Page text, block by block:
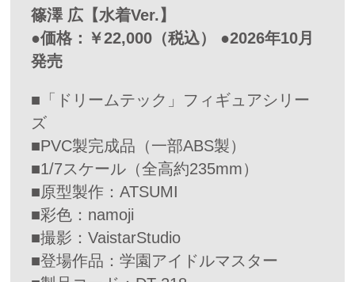
篠澤 広【水着Ver.】
●価格：￥22,000（税込） ●2026年10月
発売
■「ドリームテック」フィギュアシリー
ズ
■PVC製完成品（一部ABS製）
■1/7スケール（全高約235mm）
■原型製作：ATSUMI
■彩色：namoji
■撮影：VaistarStudio
■登場作品：学園アイドルマスター